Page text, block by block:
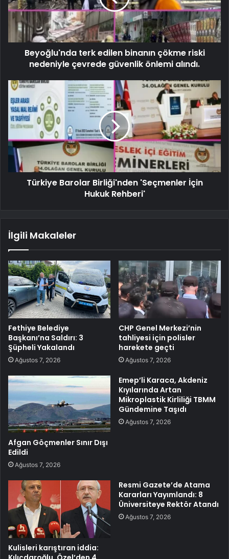
Beyoğlu'nda terk edilen binanın çökme riski
nedeniyle çevrede güvenlik önlemi alındı.
Türkiye Barolar Birliği'nden 'Seçmenler İçin
Hukuk Rehberi'
İlgili Makaleler
Fethiye Belediye
Başkanı’na Saldırı: 3
Şüpheli Yakalandı
Ağustos 7, 2026
CHP Genel Merkezi’nin
tahliyesi için polisler
harekete geçti
Ağustos 7, 2026
Afgan Göçmenler Sınır Dışı
Edildi
Ağustos 7, 2026
Emep’li Karaca, Akdeniz
Kıyılarında Artan
Mikroplastik Kirliliği TBMM
Gündemine Taşıdı
Ağustos 7, 2026
Kulisleri karıştıran iddia:
Resmi Gazete’de Atama
Kararları Yayımlandı: 8
Üniversiteye Rektör Atandı
Ağustos 7, 2026